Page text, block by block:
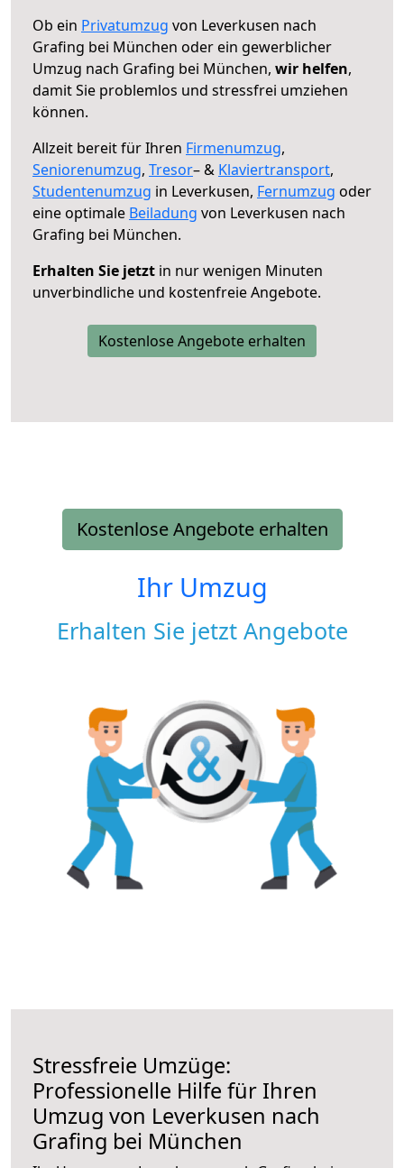
Ob ein Privatumzug von Leverkusen nach
Grafing bei München oder ein gewerblicher
Umzug nach Grafing bei München, wir helfen,
damit Sie problemlos und stressfrei umziehen
können.
Allzeit bereit für Ihren Firmenumzug,
Seniorenumzug, Tresor– & Klaviertransport,
Studentenumzug in Leverkusen, Fernumzug oder
eine optimale Beiladung von Leverkusen nach
Grafing bei München.
Erhalten Sie jetzt in nur wenigen Minuten
unverbindliche und kostenfreie Angebote.
Kostenlose Angebote erhalten
Kostenlose Angebote erhalten
Ihr Umzug
Erhalten Sie jetzt Angebote
Stressfreie Umzüge:
Professionelle Hilfe für Ihren
Umzug von Leverkusen nach
Grafing bei München